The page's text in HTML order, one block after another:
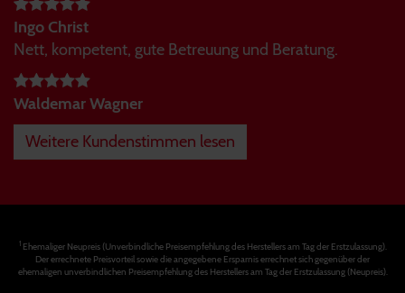
Ingo Christ
Nett, kompetent, gute Betreuung und Beratung.
Waldemar Wagner
Weitere Kundenstimmen lesen
1Ehemaliger Neupreis (Unverbindliche Preisempfehlung des Herstellers am Tag der Erstzulassung).
Der errechnete Preisvorteil sowie die angegebene Ersparnis errechnet sich gegenüber der
ehemaligen unverbindlichen Preisempfehlung des Herstellers am Tag der Erstzulassung (Neupreis).